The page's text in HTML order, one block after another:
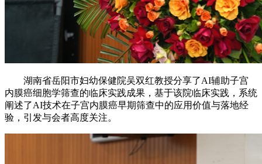
湖南省岳阳市妇幼保健院吴双红教授分享了AI辅助子宫
内膜癌细胞学筛查的临床实践成果，基于该院临床实践，系统
阐述了AI技术在子宫内膜癌早期筛查中的应用价值与落地经
验，引发与会者高度关注。